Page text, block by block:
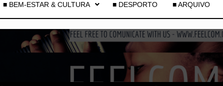
■ BEM-ESTAR & CULTURA ■ DESPORTO ■ ARQUIVO